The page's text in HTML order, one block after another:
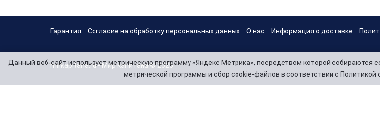
Гарантия Согласие на обработку персональных данных О нас Информация о доставке
mirkapitana.ru - Мир капитана © 2026
Данный веб-сайт использует метрическую программу «Яндекс Метрика», посредством которой
метрической программы и сбор cookie-файлов в соответствии с Политикой